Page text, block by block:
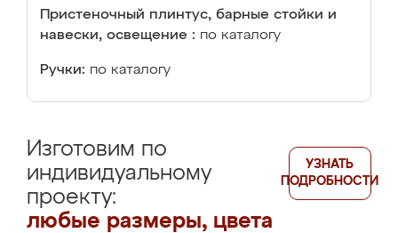
Пристеночный плинтус, барные стойки и
навески, освещение : по каталогу
Ручки: по каталогу
Изготовим по
индивидуальному
проекту:
любые размеры, цвета
УЗНАТЬ
ПОДРОБНОСТИ